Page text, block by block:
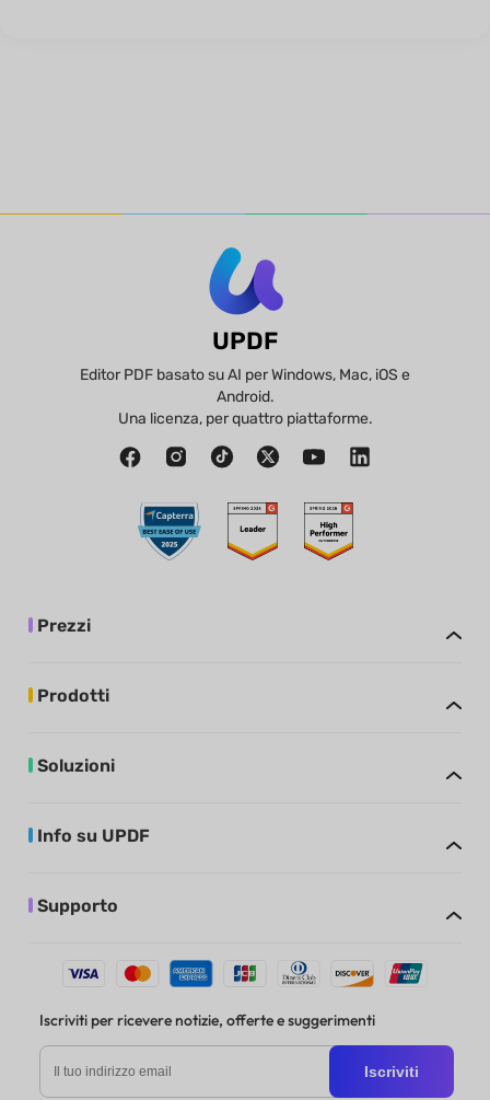
UPDF
Editor PDF basato su AI per Windows, Mac, iOS e
Android.
Una licenza, per quattro piattaforme.
Prezzi
Prodotti
Soluzioni
Info su UPDF
Supporto
Iscriviti per ricevere notizie, offerte e suggerimenti
Iscriviti